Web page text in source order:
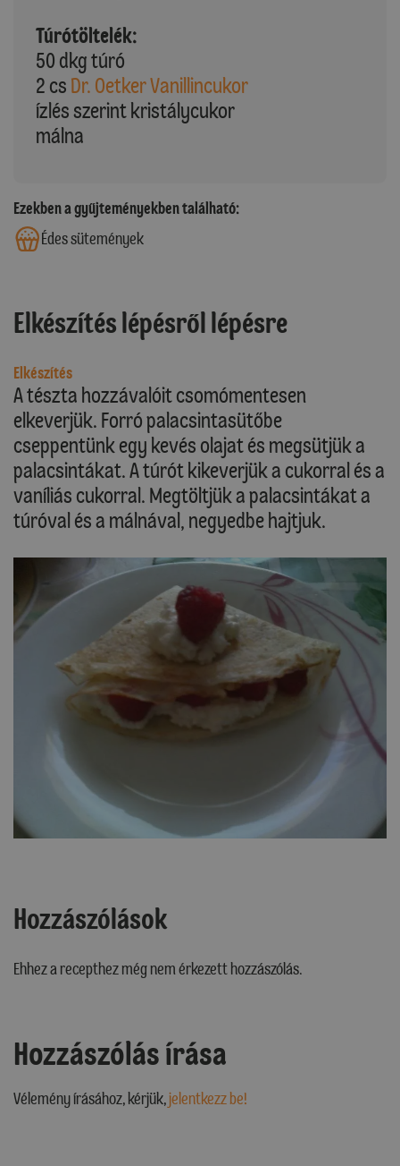
Túrótöltelék:
50 dkg túró
2 cs Dr. Oetker Vanillincukor
ízlés szerint kristálycukor
málna
Ezekben a gyűjteményekben található:
Édes sütemények
Elkészítés lépésről lépésre
Elkészítés
A tészta hozzávalóit csomómentesen
elkeverjük. Forró palacsintasütőbe
cseppentünk egy kevés olajat és megsütjük a
palacsintákat. A túrót kikeverjük a cukorral és a
vaníliás cukorral. Megtöltjük a palacsintákat a
túróval és a málnával, negyedbe hajtjuk.
Hozzászólások
Ehhez a recepthez még nem érkezett hozzászólás.
Hozzászólás írása
Vélemény írásához, kérjük,jelentkezz be!